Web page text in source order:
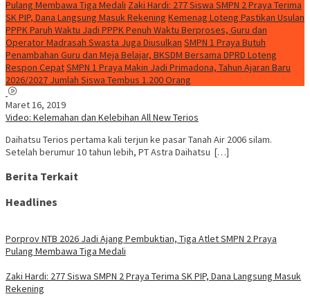
Pulang Membawa Tiga Medali Zaki Hardi: 277 Siswa SMPN 2 Praya Terima
SK PIP, Dana Langsung Masuk Rekening Kemenag Loteng Pastikan Usulan
PPPK Paruh Waktu Jadi PPPK Penuh Waktu Berproses, Guru dan
Operator Madrasah Swasta Juga Diusulkan SMPN 1 Praya Butuh
Penambahan Guru dan Meja Belajar, BKSDM Bersama DPRD Loteng
Respon CepatSMPN 1 Praya Makin Jadi Primadona, Tahun Ajaran Baru
2026/2027 Jumlah Siswa Tembus 1.200 Orang
Maret 16, 2019
Video: Kelemahan dan Kelebihan All New Terios
Daihatsu Terios pertama kali terjun ke pasar Tanah Air 2006 silam.
Setelah berumur 10 tahun lebih, PT Astra Daihatsu […]
Berita Terkait
Headlines
Porprov NTB 2026 Jadi Ajang Pembuktian, Tiga Atlet SMPN 2 Praya
Pulang Membawa Tiga Medali
Zaki Hardi: 277 Siswa SMPN 2 Praya Terima SK PIP, Dana Langsung Masuk
Rekening